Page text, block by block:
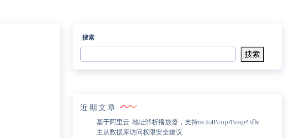
搜索
搜索
近期文章
基于阿里云-地址解析播放器，支持m3u8\mp4\mp4\flv
主从数据库访问权限安全建议